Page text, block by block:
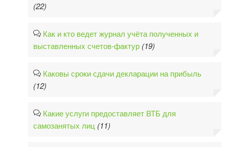
(22)
Как и кто ведет журнал учёта полученных и
выставленных счетов-фактур (19)
Каковы сроки сдачи декларации на прибыль
(12)
Какие услуги предоставляет ВТБ для
самозанятых лиц (11)